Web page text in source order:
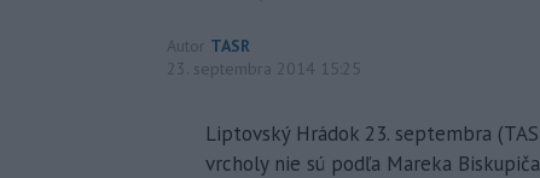
Autor TASR
23. septembra 2014 15:25
Liptovský Hrádok 23. septembra
vrcholy nie sú podľa Mareka